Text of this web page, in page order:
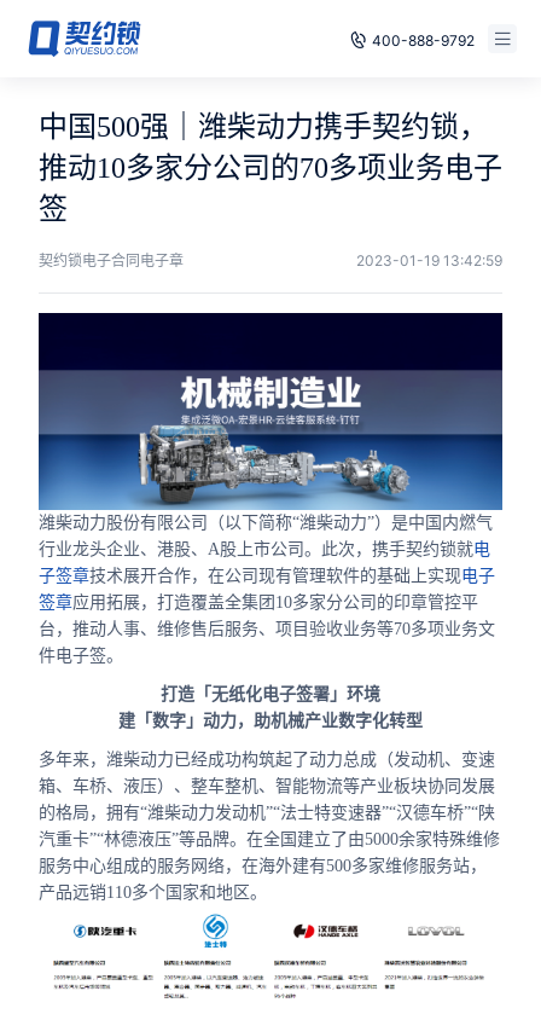
400-888-9792
电子签章
印章管控
案例
全国
合作
我们
免费试用
已有账号，登录
中国500强｜潍柴动力携手契约锁，
推动10多家分公司的70多项业务电子
签
契约锁电子合同电子章 2023-01-19 13:42:59
潍柴动力股份有限公司（以下简称“潍柴动力”）是中国内燃气
行业龙头企业、港股、A股上市公司。此次，携手契约锁就电
子签章技术展开合作，在公司现有管理软件的基础上实现电子
签章应用拓展，打造覆盖全集团10多家分公司的印章管控平
台，推动人事、维修售后服务、项目验收业务等70多项业务文
件电子签。
打造「无纸化电子签署」环境
建「数字」动力，助机械产业数字化转型
多年来，潍柴动力已经成功构筑起了动力总成（发动机、变速
箱、车桥、液压）、整车整机、智能物流等产业板块协同发展
的格局，拥有“潍柴动力发动机”“法士特变速器”“汉德车桥”“陕
汽重卡”“林德液压”等品牌。在全国建立了由5000余家特殊维修
服务中心组成的服务网络，在海外建有500多家维修服务站，
产品远销110多个国家和地区。